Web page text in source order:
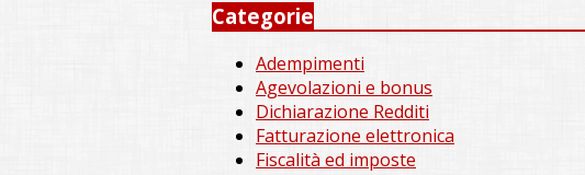
Categorie
Adempimenti
Agevolazioni e bonus
Dichiarazione Redditi
Fatturazione elettronica
Fiscalità ed imposte